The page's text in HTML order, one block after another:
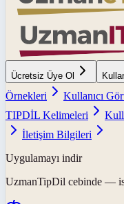
Ücretsiz Üye Ol
Örnekleri
Kullanıcı
TIPDİL Kelimeleri
İletişim Bilgileri
Uygulamayı indir
UzmanTipDil cebinde —